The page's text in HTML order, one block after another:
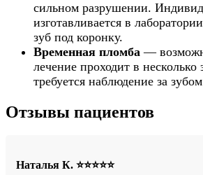
сильном разрушении.
изготавливается в
зуб под коронку.
Временная пломба —
лечение проходит в несколько
требуется наблюдение за
Отзывы пациентов
Наталья К. ⭐⭐⭐⭐⭐